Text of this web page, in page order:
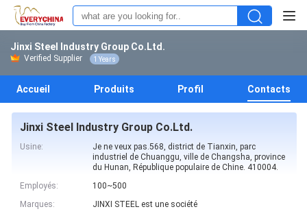
Jinxi Steel Industry Group Co.Ltd.
Verified Supplier 1 Years
Accueil Produits Profil Contacts
Jinxi Steel Industry Group Co.Ltd.
Usine:
Je ne veux pas.568, district de Tianxin, parc
industriel de Chuanggu, ville de Changsha, province
du Hunan, République populaire de Chine. 410004.
Employés:
100~500
Marques:
JINXI STEEL est une société